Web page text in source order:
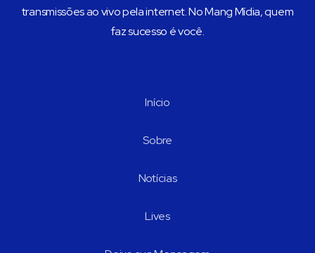
transmissões ao vivo pela internet. No Mang Mídia, quem
faz sucesso é você.
Início
Sobre
Notícias
Lives